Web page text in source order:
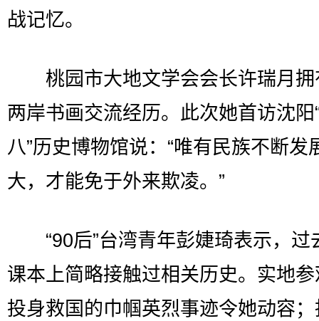
战记忆。
桃园市大地文学会会长许瑞月拥
两岸书画交流经历。此次她首访沈阳
八”历史博物馆说：“唯有民族不断发
大，才能免于外来欺凌。”
“90后”台湾青年彭婕琦表示，过
课本上简略接触过相关历史。实地
投身救国的巾帼英烈事迹令她动容